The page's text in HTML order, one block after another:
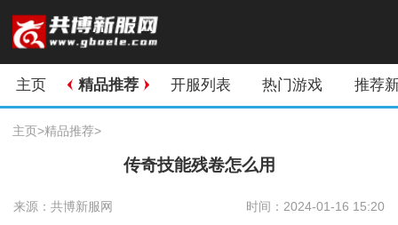
主页 精品推荐 开服列表 热门游戏 推荐
主页>精品推荐>
传奇技能残卷怎么用
来源：共博新服网 时间：2024-01-16 15:20